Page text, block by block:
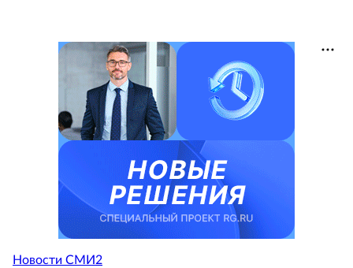
Новости СМИ2